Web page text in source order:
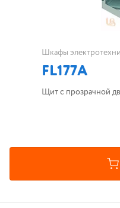
Шкафы
FL177A
Щит с прозрачной